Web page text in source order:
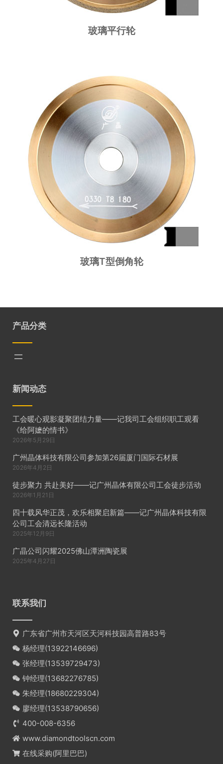
玻璃平行轮
玻璃T型倒角轮
产品分类
新闻动态
工会暖心观影凝聚团结力量——记我司工会组织职工观看
《给阿嬷的情书》
2026年5月29日
广州晶体科技有限公司参加第26届厦门国际石材展
2026年4月2日
徒步聚力 共赴美好——记广州晶体有限公司工会徒步活动
2026年1月21日
四十载风华正茂，欢乐相聚启新篇——记广州晶体科技有限
公司工会清远长隆活动
2025年12月9日
广晶公司闪耀2025佛山潭洲陶瓷展
2025年4月27日
联系我们
广东省广州市天河区天河科技园高普路83号
杨经理(13922146696)
张经理(13539729473)
钟经理(13682276785)
朱经理(18680229304)
廖经理(13538790656)
400-008-6356
www.diamondtoolscn.com
在线采购(阿里巴巴)